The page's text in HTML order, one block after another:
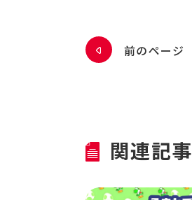
前のページ
関連記事